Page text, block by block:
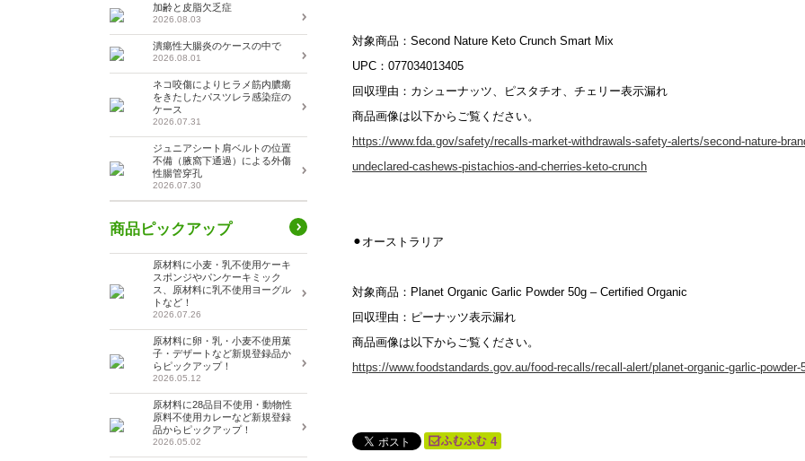
対象商品：Second Nature Keto Crunch Smart Mix
UPC：077034013405
回収理由：カシューナッツ、ピスタチオ、チェリー表示漏れ
商品画像は以下からご覧ください。
https://www.fda.gov/safety/recalls-market-withdrawals-safety-alerts/second-nature-
undeclared-cashews-pistachios-and-cherries-keto-crunch
⚫︎オーストラリア
対象商品：Planet Organic Garlic Powder 50g – Certified Organic
回収理由：ピーナッツ表示漏れ
商品画像は以下からご覧ください。
https://www.foodstandards.gov.au/food-recalls/recall-alert/planet-organic-garlic-powder-
4
加齢と皮脂欠乏症
2026.08.03
潰瘍性大腸炎のケースの中で
2026.08.01
ネコ咬傷によりヒラメ筋内膿瘍
をきたしたパスツレラ感染症の
ケース
2026.07.31
ジュニアシート肩ベルトの位置
不備（腋窩下通過）による外傷
性腸管穿孔
2026.07.30
商品ピックアップ
原材料に小麦・乳不使用ケーキ
スポンジやパンケーキミック
ス、原材料に乳不使用ヨーグル
トなど！
2026.07.26
原材料に卵・乳・小麦不使用菓
子・デザートなど新規登録品か
らピックアップ！
2026.05.12
原材料に28品目不使用・動物性
原料不使用カレーなど新規登録
品からピックアップ！
2026.05.02